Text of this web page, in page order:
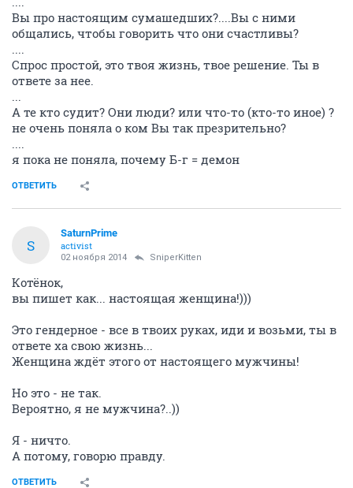
Вы про настоящим сумашедших?....Вы с ними
общались, чтобы говорить что они счастливы?
....
Спрос простой, это твоя жизнь, твое решение. Ты в
ответе за нее.
...
А те кто судит? Они люди? или что-то (кто-то иное) ?
не очень поняла о ком Вы так презрительно?
....
я пока не поняла, почему Б-г = демон
ОТВЕТИТЬ
S
SaturnPrime
activist
02 ноября 2014 SniperKitten
Котёнок,
вы пишет как... настоящая женщина!)))
Это гендерное - все в твоих руках, иди и возьми, ты в
ответе ха свою жизнь...
Женщина ждёт этого от настоящего мужчины!
Но это - не так.
Вероятно, я не мужчина?..))
Я - ничто.
А потому, говорю правду.
ОТВЕТИТЬ